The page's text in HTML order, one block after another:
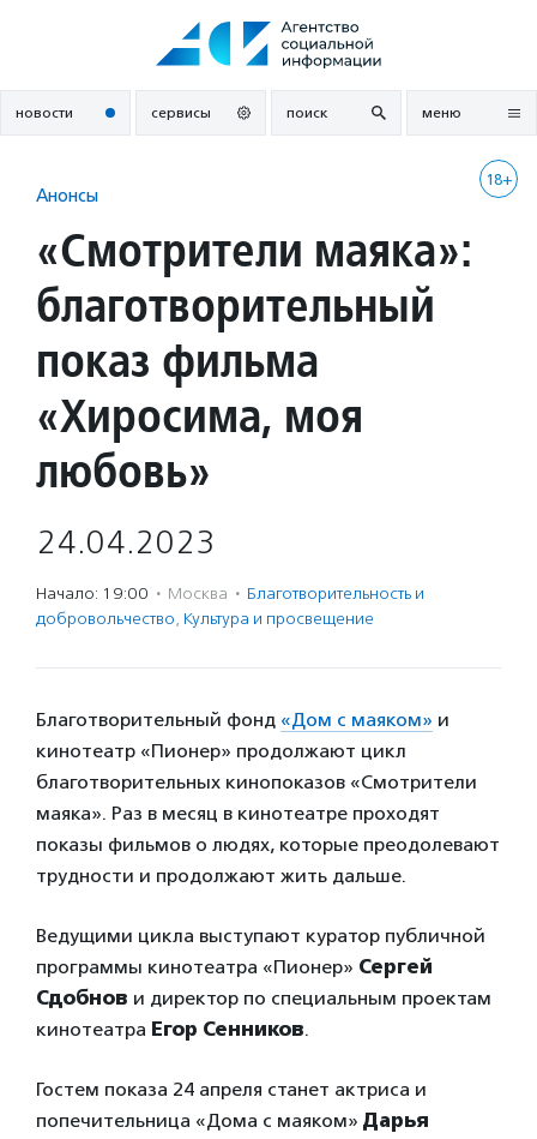
новости сервисы поиск меню
18+
Анонсы
«Смотрители маяка»:
благотворительный
показ фильма
«Хиросима, моя
любовь»
24.04.2023
Начало: 19:00 · Москва · Благотвори­тель­ность и
доброволь­чест­во, Культура и просвещение
Благотворительный фонд «Дом с маяком» и
кинотеатр «Пионер» продолжают цикл
благотворительных кинопоказов «Смотрители
маяка». Раз в месяц в кинотеатре проходят
показы фильмов о людях, которые преодолевают
трудности и продолжают жить дальше.
Ведущими цикла выступают куратор публичной
программы кинотеатра «Пионер» Сергей
Сдобнов и директор по специальным проектам
кинотеатра Егор Сенников.
Гостем показа 24 апреля станет актриса и
попечительница «Дома с маяком» Дарья